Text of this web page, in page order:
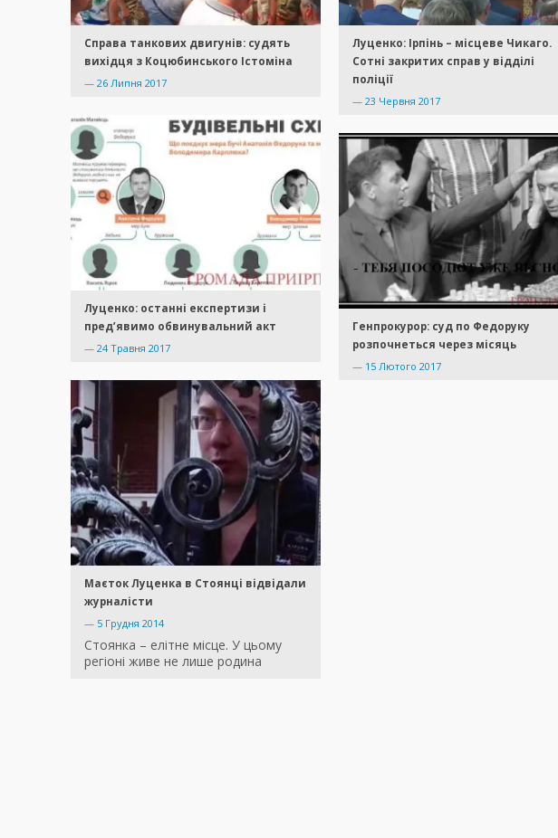
Справа танкових двигунів: судять
вихідця з Коцюбинського Істоміна
— 26 Липня 2017
Луценко: Ірпінь – місцеве Чикаго.
Сотні закритих справ у відділі
поліції
— 23 Червня 2017
Луценко: останні експертизи і
пред’явимо обвинувальний акт
— 24 Травня 2017
Генпрокурор: суд по Федоруку
розпочнеться через місяць
— 15 Лютого 2017
Маєток Луценка в Стоянці відвідали
журналісти
— 5 Грудня 2014
Стоянка – елітне місце. У цьому
регіоні живе не лише родина